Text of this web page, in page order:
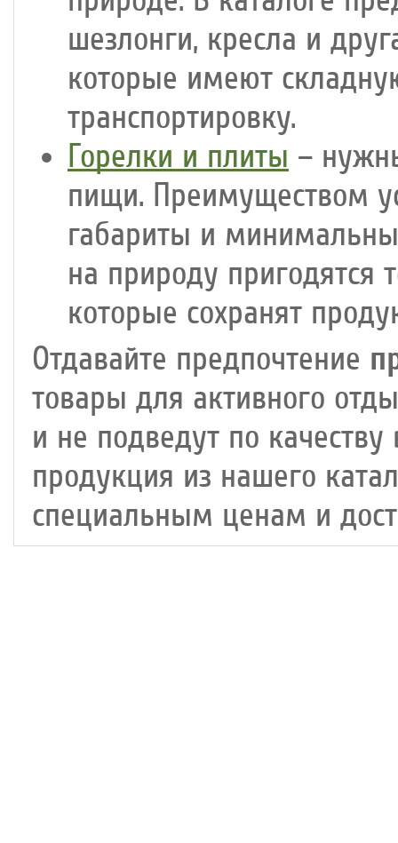
шезлонги, кресла и
которые имеют
транспортировку.
Горелки и плиты –
пищи. Преимуществом
габариты и
на природу пригодятся
которые сохранят
Отдавайте предпочтение
товары для активного
и не подведут по
продукция из нашего
специальным ценам и